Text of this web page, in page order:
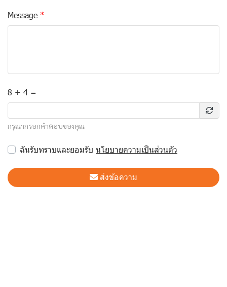
Message
8 + 4 =
กรุณากรอกคำตอบของคุณ
ฉันรับทราบและยอมรับ นโยบายความเป็นส่วนตัว
ส่งข้อความ